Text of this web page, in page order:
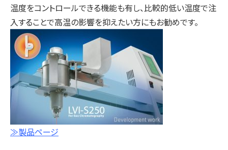
温度をコントロールできる機能も有し、比較的低い温度で注
入することで高温の影響を抑えたい方にもお勧めです。
≫製品ページ